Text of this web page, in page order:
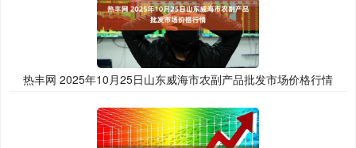
热丰网 2025年10月25日山东威海市农副产品批发市场价格行情